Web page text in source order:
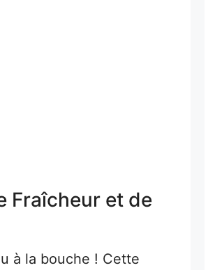
Fraîcheur et de
à la bouche ! Cette